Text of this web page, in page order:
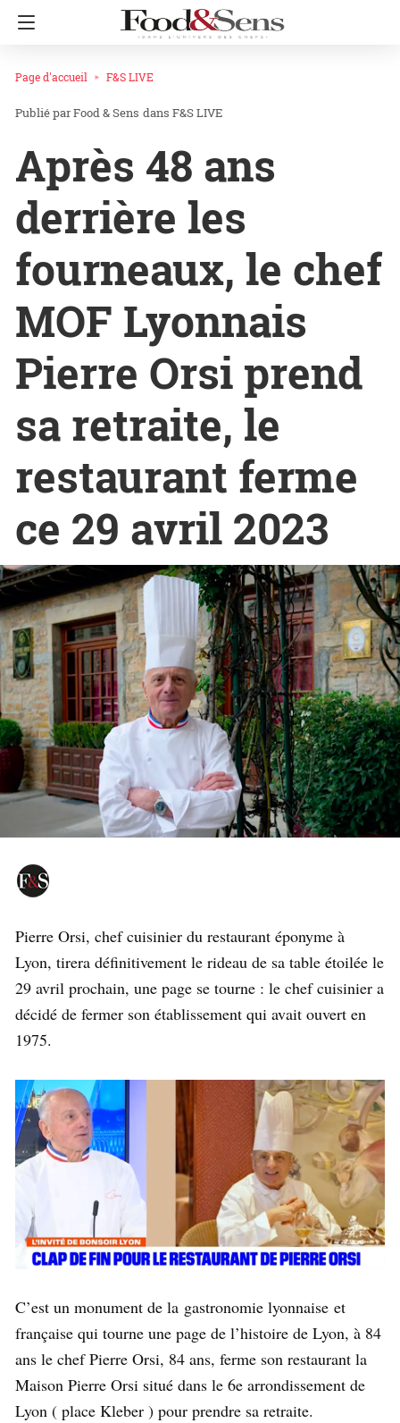
Page d'accueil F&S LIVE
Food & Sens dans F&S LIVE
Après 48 ans
derrière les
fourneaux, le chef
MOF Lyonnais
Pierre Orsi prend
sa retraite, le
restaurant ferme
ce 29 avril 2023
Pierre Orsi, chef cuisinier du restaurant éponyme à
Lyon, tirera définitivement le rideau de sa table étoilée le
29 avril prochain, une page se tourne : le chef cuisinier a
décidé de fermer son établissement qui avait ouvert en
1975.
C’est un monument de la gastronomie lyonnaise et
française qui tourne une page de l’histoire de Lyon, à 84
ans le chef Pierre Orsi, 84 ans, ferme son restaurant la
Maison Pierre Orsi situé dans le 6e arrondissement de
Lyon ( place Kleber ) pour prendre sa retraite.